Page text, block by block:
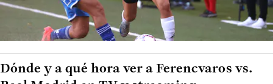
Dónde y a qué hora ver a Ferencvaros vs.